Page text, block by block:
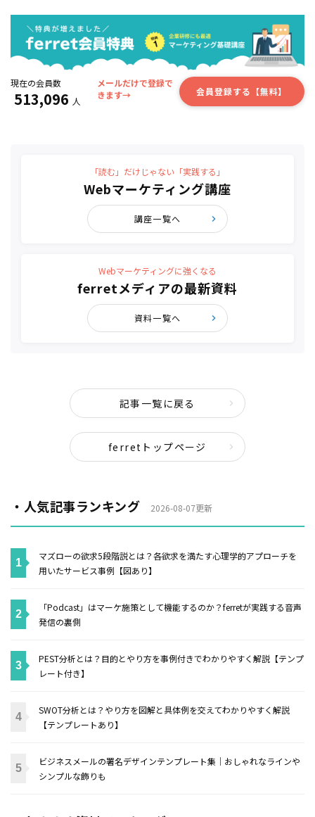
現在の会員数
513,096 人
メールだけで登録で
きます→
会員登録する【無料】
「読む」だけじゃない「実践する」
Webマーケティング講座
講座一覧へ
Webマーケティングに強くなる
ferretメディアの最新資料
資料一覧へ
記事一覧に戻る
ferretトップページ
・人気記事ランキング 2026-08-07更新
マズローの欲求5段階説とは？各欲求を満たす心理学的アプローチを
用いたサービス事例【図あり】
「Podcast」はマーケ施策として機能するのか？ferretが実践する音声
発信の裏側
PEST分析とは？目的とやり方を事例付きでわかりやすく解説【テンプ
レート付き】
SWOT分析とは？やり方を図解と具体例を交えてわかりやすく解説
【テンプレートあり】
ビジネスメールの署名デザインテンプレート集｜おしゃれなラインや
シンプルな飾りも